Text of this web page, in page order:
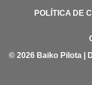
POLÍTICA DE
© 2026 Baiko Pilota |